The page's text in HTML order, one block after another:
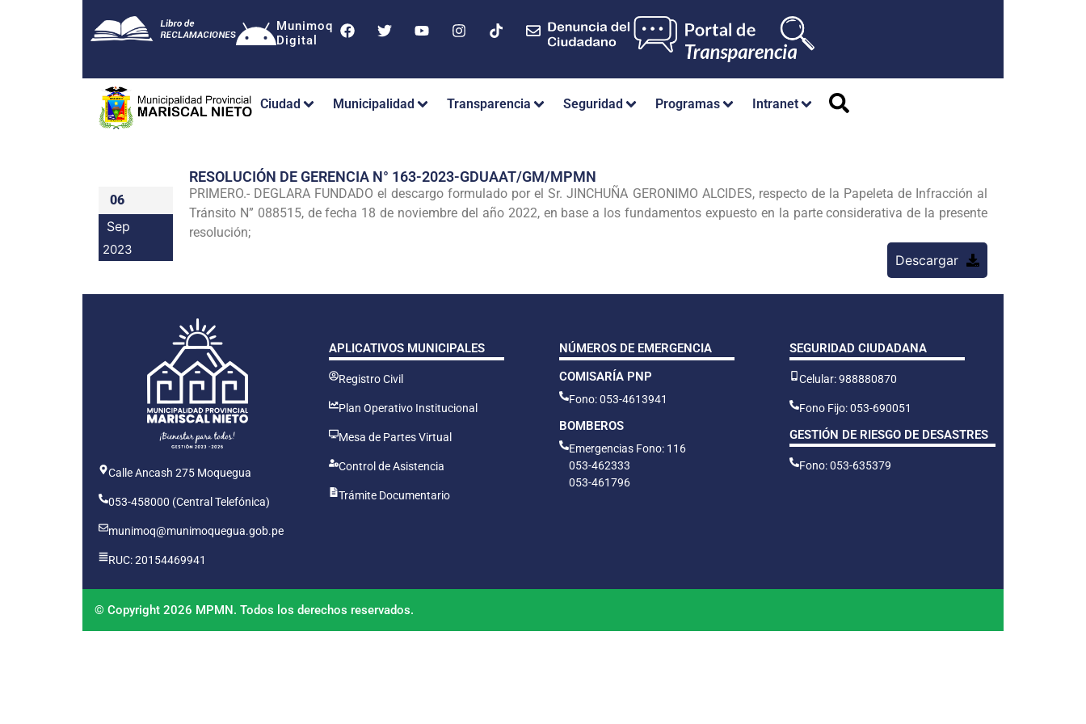
Munimoq
Digital
Ciudad Municipalidad Transparencia Seguridad Programas Intranet
06
Sep
2023
RESOLUCIÓN DE GERENCIA N° 163-2023-GDUAAT/GM/MPMN
PRIMERO.- DEGLARA FUNDADO el descargo formulado por el Sr. JINCHUÑA GERONIMO ALCIDES, respecto de la Papeleta de Infracción al
Tránsito N” 088515, de fecha 18 de noviembre del año 2022, en base a los fundamentos expuesto en la parte considerativa de la presente
resolución;
Descargar
Calle Ancash 275 Moquegua
053-458000 (Central Telefónica)
munimoq@munimoquegua.gob.pe
RUC: 20154469941
APLICATIVOS MUNICIPALES
Registro Civil
Plan Operativo Institucional
Mesa de Partes Virtual
Control de Asistencia
Trámite Documentario
NÚMEROS DE EMERGENCIA
COMISARÍA PNP
Fono: 053-4613941
BOMBEROS
Emergencias Fono: 116
053-462333
053-461796
SEGURIDAD CIUDADANA
Celular: 988880870
Fono Fijo: 053-690051
GESTIÓN DE RIESGO DE DESASTRES
Fono: 053-635379
© Copyright 2026 MPMN. Todos los derechos reservados.